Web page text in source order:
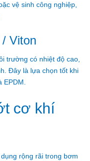
vệ sinh công nghiệp,
Viton
trường có nhiệt độ cao,
Đây là lựa chọn tốt khi
cơ khí
rộng rãi trong bơm